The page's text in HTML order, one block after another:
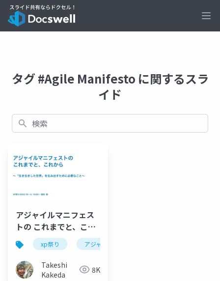
タグ #Agile Manifesto に関するスラ
イド
検索
アジャイルマニフェス
トの これまでと、これ
から
xp祭り アジャイル
Takeshi
Kakeda
8K